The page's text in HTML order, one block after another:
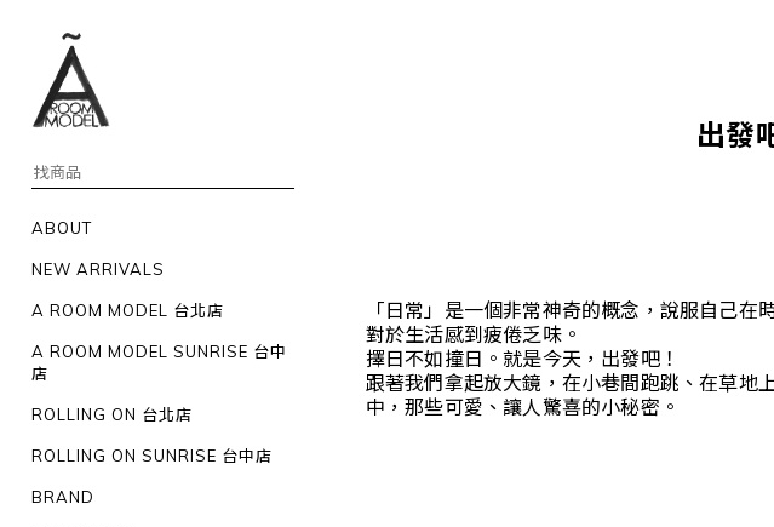
ABOUT
NEW ARRIVALS
A ROOM MODEL 台北店
A ROOM MODEL SUNRISE 台中
店
ROLLING ON 台北店
ROLLING ON SUNRISE 台中店
BRAND
出發
「日常」是一個非常神奇的概念，說服自己
對於生活感到疲倦乏味。
擇日不如撞日。就是今天，出發吧！
跟著我們拿起放大鏡，在小巷間跑跳、在草地
中，那些可愛、讓人驚喜的小秘密。